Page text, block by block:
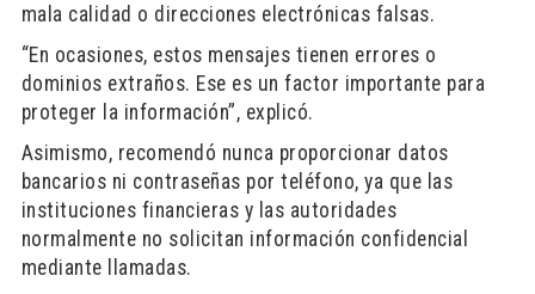
mala calidad o direcciones electrónicas falsas.
“En ocasiones, estos mensajes tienen errores o
dominios extraños. Ese es un factor importante para
proteger la información”, explicó.
Asimismo, recomendó nunca proporcionar datos
bancarios ni contraseñas por teléfono, ya que las
instituciones financieras y las autoridades
normalmente no solicitan información confidencial
mediante llamadas.